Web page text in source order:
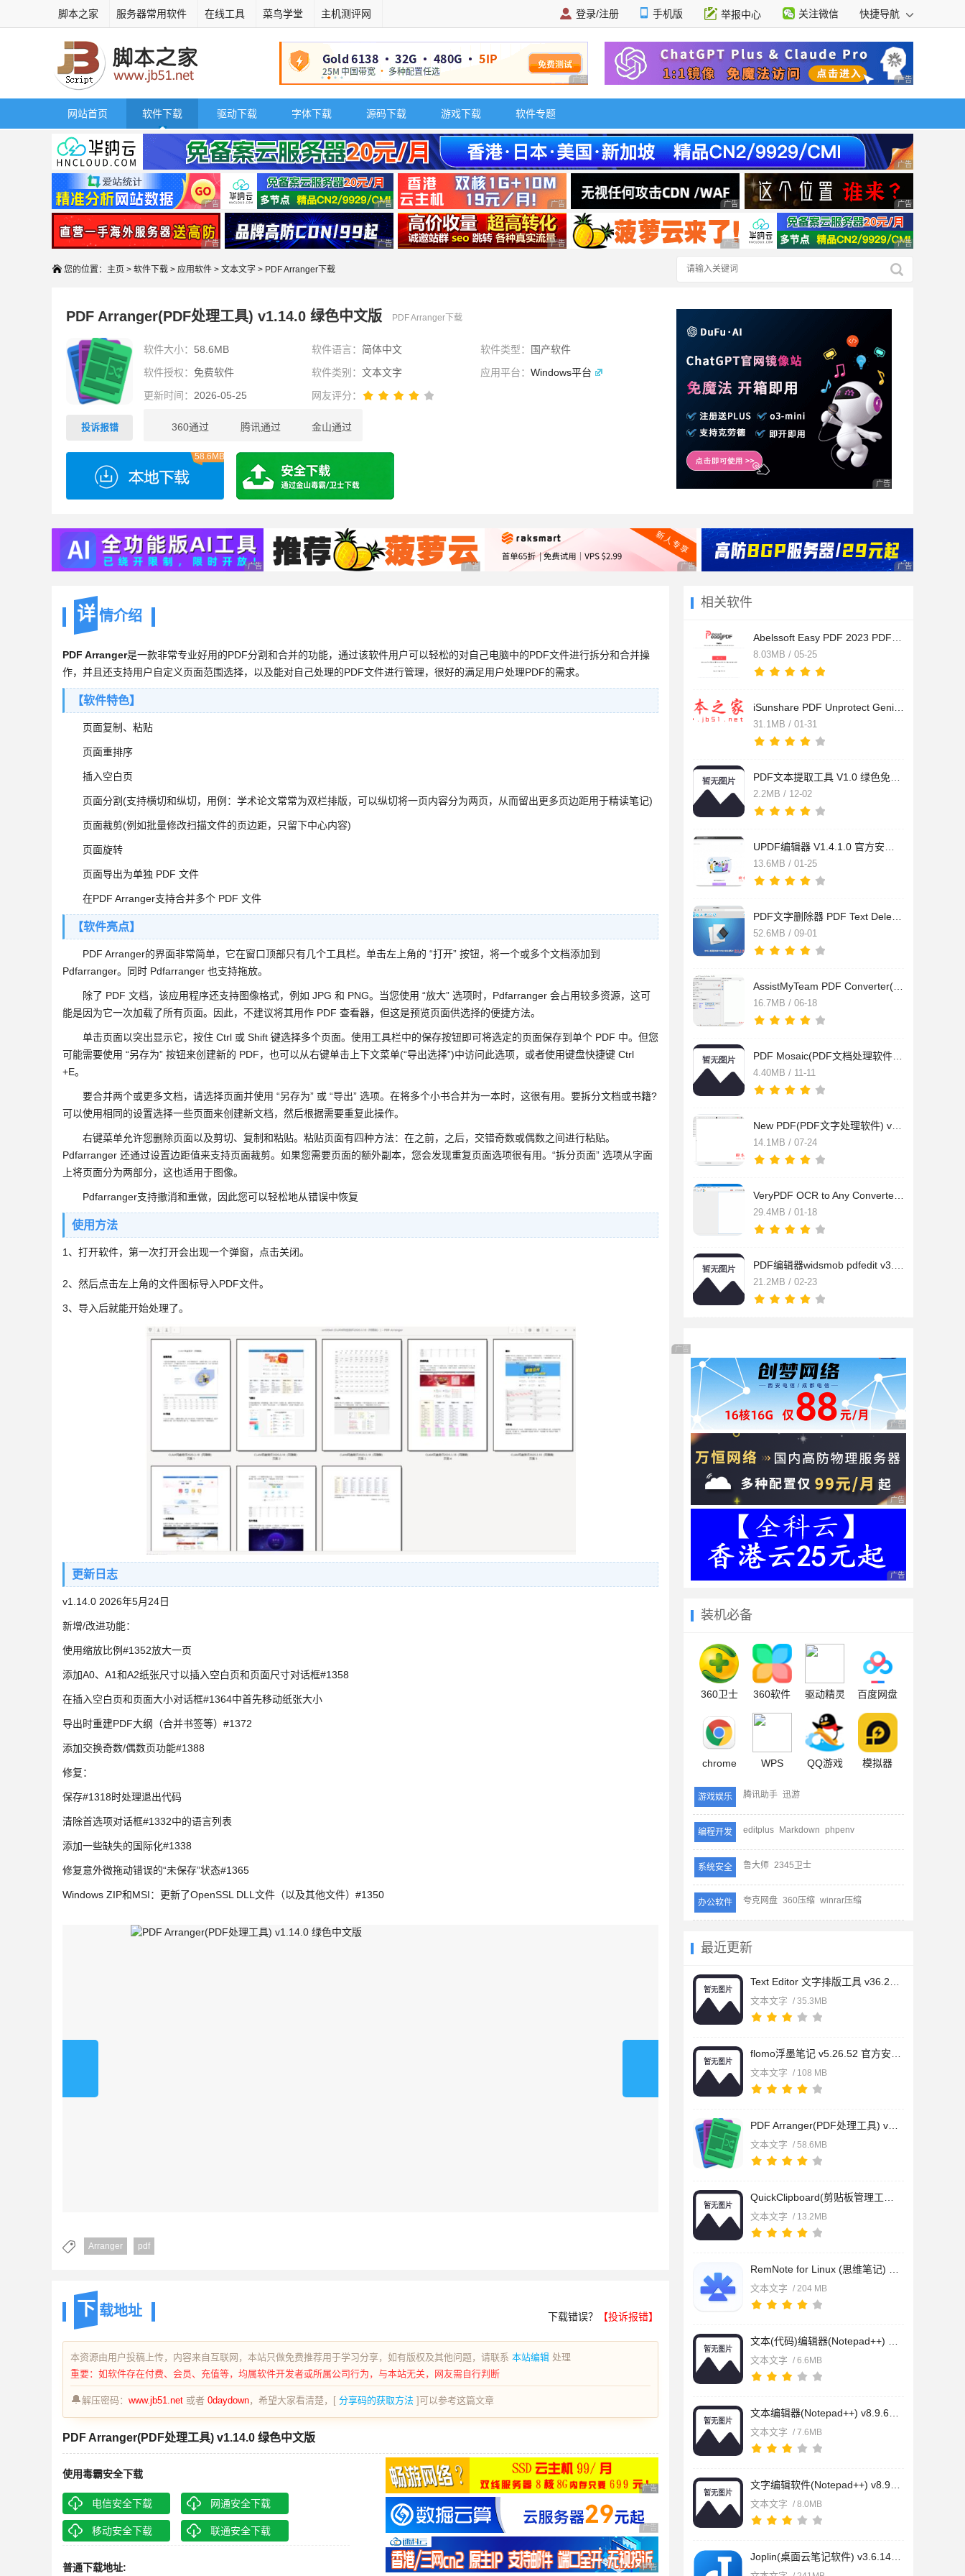
脚本之家 服务器常用软件 在线工具 菜鸟学堂 主机测评网 登录/注册 手机版 举报中心 关注微信 快捷导航
广告 商业广告，理性选择 广告 商业广告，理
网站首页 软件下载 驱动下载 字体下载 源码下载 游戏下载 软件专题
广告 商业广告，理
广告 商业广告，理性选择 广告 商业广告，理性选择 广告 商业广告，理性选择 广告 商业广告，理性选择 广告 商业广告，理
广告 商业广告，理性选择 广告 商业广告，理性选择 广告 商业广告，理性选择 广告 商业广告，理性选择 广告 商业广告，理
您的位置： 主页 > 软件下载 > 应用软件 > 文本文字 > PDF Arranger下载
PDF Arranger(PDF处理工具) v1.14.0 绿色中文版 PDF Arranger下载
投诉报错
软件大小： 58.6MB 软件语言： 简体中文 软件类型：
国产软件
软件授权： 免费软件 软件类别：文本文字 应用平台： Windows平台
更新时间： 2026-05-25 网友评分：
360通过 腾讯通过 金山通过
58.6MB
广告 商业广告，理性选择
广告 商业广告，理性选择 广告 商业广告，理性选择 广告 商业广告，理性选择 广告 商业广告，理
相关软件
8.03MB / 05-25
31.1MB / 01-31
2.2MB / 12-02
13.6MB / 01-25
52.6MB / 09-01
16.7MB / 06-18
4.40MB / 11-11
14.1MB / 07-24
29.4MB / 01-18
21.2MB / 02-23
广告 商业广告，理性选择
广告 商业广告，理性
广告 商业广告，理性
广告 商业广告，理性
装机必备
360卫士 360软件 驱动精灵 百度网盘
chrome WPS QQ游戏 模拟器
游戏娱乐 腾讯助手 迅游
编程开发 editplus Markdown phpenv
系统安全 鲁大师 2345卫士
办公软件 夸克网盘 360压缩 winrar压缩
最近更新
文本文字 / 35.3MB
文本文字 / 108 MB
文本文字 / 58.6MB
文本文字 / 13.2MB
文本文字 / 204 MB
文本文字 / 6.6MB
文本文字 / 7.6MB
文本文字 / 8.0MB
详 情介绍
PDF Arranger是一款非常专业好用的PDF分割和合并的功能，通过该软件用户可以轻松的对自己电脑中的PDF文件进行拆分和合并操
作，并且还支持用户自定义页面范围选择，以及能对自己处理的PDF文件进行管理，很好的满足用户处理PDF的需求。
【软件特色】
页面复制、粘贴
页面重排序
插入空白页
页面分割(支持横切和纵切，用例：学术论文常常为双栏排版，可以纵切将一页内容分为两页，从而留出更多页边距用于精读笔记)
页面裁剪(例如批量修改扫描文件的页边距，只留下中心内容)
页面旋转
页面导出为单独 PDF 文件
在PDF Arranger支持合并多个 PDF 文件
【软件亮点】
PDF Arranger的界面非常简单，它在窗口顶部只有几个工具栏。单击左上角的 “打开” 按钮，将一个或多个文档添加到
Pdfarranger。同时 Pdfarranger 也支持拖放。
除了 PDF 文档，该应用程序还支持图像格式，例如 JPG 和 PNG。当您使用 “放大” 选项时，Pdfarranger 会占用较多资源，这可
能是因为它一次加载了所有页面。因此，不建议将其用作 PDF 查看器，但这是预览页面供选择的便捷方法。
单击页面以突出显示它，按住 Ctrl 或 Shift 键选择多个页面。使用工具栏中的保存按钮即可将选定的页面保存到单个 PDF 中。但您
可能需要使用 “另存为” 按钮来创建新的 PDF，也可以从右键单击上下文菜单(“导出选择”)中访问此选项，或者使用键盘快捷键 Ctrl
+E。
要合并两个或更多文档，请选择页面并使用 “另存为” 或 “导出” 选项。在将多个小书合并为一本时，这很有用。要拆分文档或书籍?
可以使用相同的设置选择一些页面来创建新文档，然后根据需要重复此操作。
右键菜单允许您删除页面以及剪切、复制和粘贴。粘贴页面有四种方法：在之前，之后，交错奇数或偶数之间进行粘贴。
Pdfarranger 还通过设置边距值来支持页面裁剪。如果您需要页面的额外副本，您会发现重复页面选项很有用。“拆分页面” 选项从字面
上将页面分为两部分，这也适用于图像。
Pdfarranger支持撤消和重做，因此您可以轻松地从错误中恢复
使用方法
1、打开软件，第一次打开会出现一个弹窗，点击关闭。
2、然后点击左上角的文件图标导入PDF文件。
3、导入后就能开始处理了。
更新日志
v1.14.0 2026年5月24日
新增/改进功能：
使用缩放比例#1352放大一页
添加A0、A1和A2纸张尺寸以插入空白页和页面尺寸对话框#1358
在插入空白页和页面大小对话框#1364中首先移动纸张大小
导出时重建PDF大纲（合并书签等）#1372
添加交换奇数/偶数页功能#1388
修复：
保存#1318时处理退出代码
清除首选项对话框#1332中的语言列表
添加一些缺失的国际化#1338
修复意外微拖动错误的“未保存”状态#1365
Windows ZIP和MSI：更新了OpenSSL DLL文件（以及其他文件）#1350
Arranger pdf
下 载地址 下载错误？ 【投诉报错】
本资源由用户投稿上传，内容来自互联网，本站只做免费推荐用于学习分享，如有版权及其他问题，请联系 本站编辑 处理
重要：如软件存在付费、会员、充值等，均属软件开发者或所属公司行为，与本站无关，网友需自行判断
🔔解压密码： www.jb51.net 或者 0daydown，希望大家看清楚，[ 分享码的获取方法 ]可以参考这篇文章
PDF Arranger(PDF处理工具) v1.14.0 绿色中文版
使用毒霸安全下载
电信安全下载 网通安全下载
移动安全下载 联通安全下载
普通下载地址:
广告 商业广告，理性选择
广告 商业广告，理性选择
广告 商业广告，理性选择